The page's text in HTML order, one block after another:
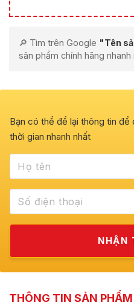
🔎 Tìm trên Google "Tên
sản phẩm chính hãng nhanh
Bạn có thể để lại thông tin
thời gian nhanh nhất
THÔNG TIN SẢN PHẨM